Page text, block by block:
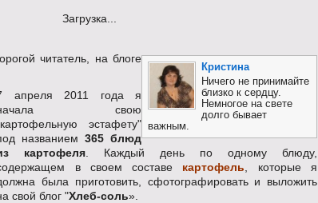
Загрузка...
Кристина
Ничего не принимайте
близко к сердцу.
Немногое на свете
долго бывает
важным.
читатель, на блоге
апреля 2011 года я
свою
эстафету"
названием365 блюд
картофеля . Каждый день по одному блюду,
в своем составе картофель , которые я
была приготовить, сфотографировать и выложить
свой блог "Хлеб-соль».